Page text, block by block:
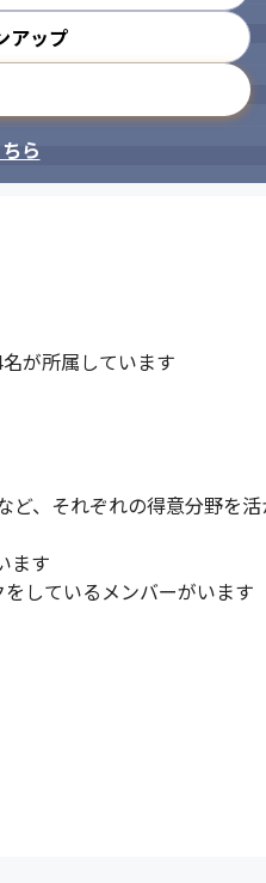
アップ
ら
が所属しています
、それぞれの得意分野を
ます
しているメンバーがいます